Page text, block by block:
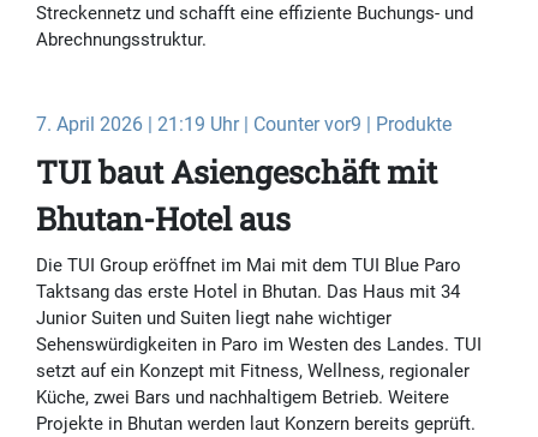
Streckennetz und schafft eine effiziente Buchungs- und
Abrechnungsstruktur.
7. April 2026 | 21:19 Uhr | Counter vor9 | Produkte
TUI baut Asiengeschäft mit
Bhutan-Hotel aus
Die TUI Group eröffnet im Mai mit dem TUI Blue Paro
Taktsang das erste Hotel in Bhutan. Das Haus mit 34
Junior Suiten und Suiten liegt nahe wichtiger
Sehenswürdigkeiten in Paro im Westen des Landes. TUI
setzt auf ein Konzept mit Fitness, Wellness, regionaler
Küche, zwei Bars und nachhaltigem Betrieb. Weitere
Projekte in Bhutan werden laut Konzern bereits geprüft.